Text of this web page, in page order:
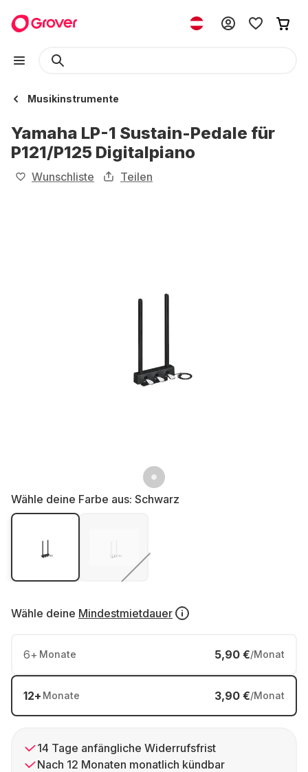
Musikinstrumente
Yamaha LP-1 Sustain-Pedale für
P121/P125 Digitalpiano
Wunschliste Teilen
Wähle deine Farbe aus: Schwarz
Wähle deine Mindestmietdauer
6+ Monate 5,90 €/Monat
12+ Monate 3,90 €/Monat
14 Tage anfängliche Widerrufsfrist
Nach 12 Monaten monatlich kündbar